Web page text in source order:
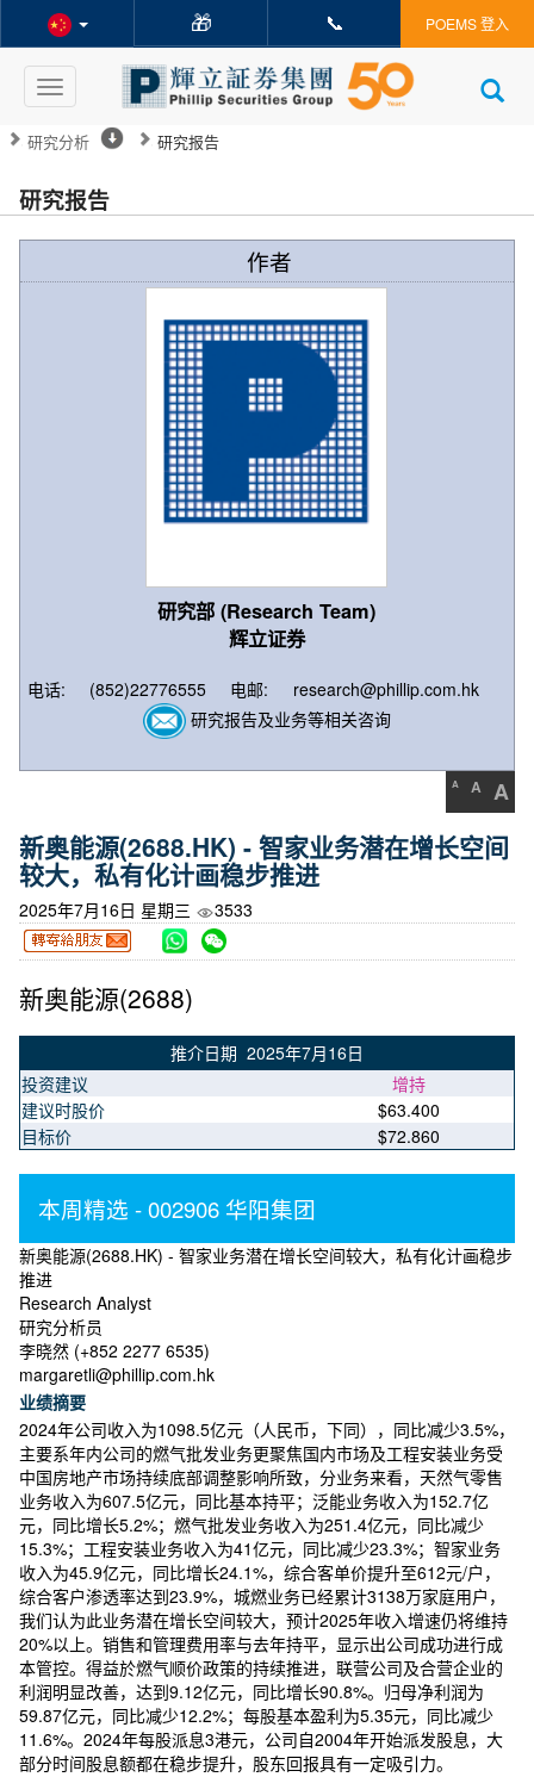
🎁 📞 POEMS 登入
Toggle
navigation
研究分析 研究报告
研究报告
作者
研究部 (Research Team)
辉立证券
电话: (852)22776555 电邮:
research@phillip.com.hk
研究报告及业务等相关咨询
A A A
新奥能源(2688.HK) - 智家业务潜在增长空间
较大，私有化计画稳步推进
2025年7月16日 星期三 3533
新奥能源(2688)
推介日期 2025年7月16日
投资建议
增持
建议时股价
$63.400
目标价
$72.860
本周精选 - 002906 华阳集团
新奥能源(2688.HK) - 智家业务潜在增长空间较大，私有化计画稳步
推进
Research Analyst
研究分析员
李晓然 (+852 2277 6535)
margaretli@phillip.com.hk
业绩摘要
2024年公司收入为1098.5亿元（人民币，下同），同比减少3.5%，
主要系年内公司的燃气批发业务更聚焦国内市场及工程安装业务受
中国房地产市场持续底部调整影响所致，分业务来看，天然气零售
业务收入为607.5亿元，同比基本持平；泛能业务收入为152.7亿
元，同比增长5.2%；燃气批发业务收入为251.4亿元，同比减少
15.3%；工程安装业务收入为41亿元，同比减少23.3%；智家业务
收入为45.9亿元，同比增长24.1%，综合客单价提升至612元/户，
综合客户渗透率达到23.9%，城燃业务已经累计3138万家庭用户，
我们认为此业务潜在增长空间较大，预计2025年收入增速仍将维持
20%以上。销售和管理费用率与去年持平，显示出公司成功进行成
本管控。得益於燃气顺价政策的持续推进，联营公司及合营企业的
利润明显改善，达到9.12亿元，同比增长90.8%。归母净利润为
59.87亿元，同比减少12.2%；每股基本盈利为5.35元，同比减少
11.6%。2024年每股派息3港元，公司自2004年开始派发股息，大
部分时间股息额都在稳步提升，股东回报具有一定吸引力。